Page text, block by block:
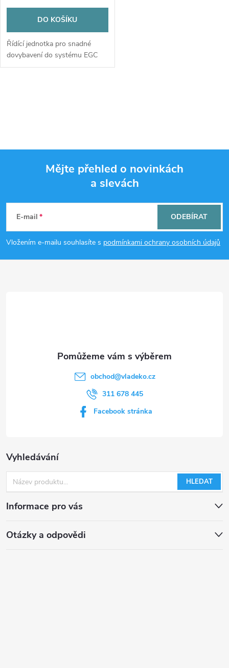
DO KOŠÍKU
Řídící jednotka pro snadné
dovybavení do systému EGC
a
í
p
u
p
a
Mějte přehled o novinkách
a slevách
E-mail
Vložením e-mailu souhlasíte s podmínkami ochrany osobních údajů
ODEBÍRAT
Vyhledávání
HLEDAT
Informace pro vás
Otázky a odpovědi
obchod@vladeko.cz
311 678 445
Facebook stránka